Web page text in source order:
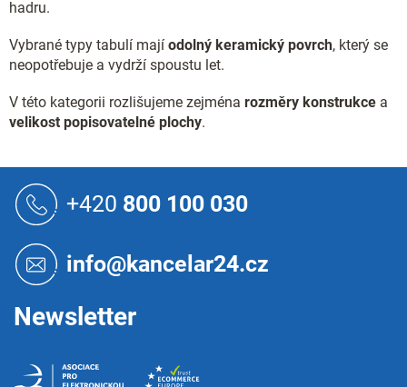
hadru.
Vybrané typy tabulí mají odolný keramický povrch, který se
neopotřebuje a vydrží spoustu let.
V této kategorii rozlišujeme zejména rozměry konstrukce a
velikost popisovatelné plochy.
+420 800 100 030
info@kancelar24.cz
Newsletter